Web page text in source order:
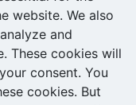
website. We also
and
These cookies will
consent. You
cookies. But